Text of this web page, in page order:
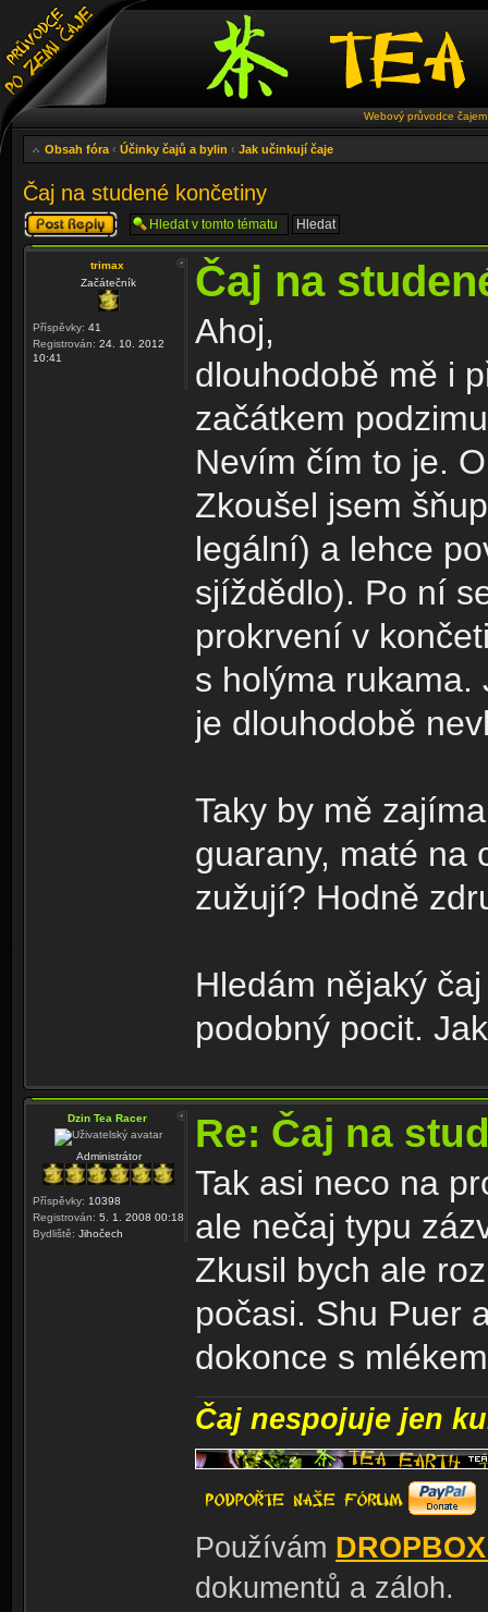
Webový průvodce
Obsah fóra ‹ Účinky čajů a bylin ‹ Jak učinkují čaje
Čaj na studené končetiny
Odeslat odpověď
trimax
Začátečník
Příspěvky: 41
Registrován: 24. 10. 2012
10:41
Čaj na
Ahoj,
dlouhodobě mě i
začátkem
Nevím čím to je.
Zkoušel jsem
legální) a lehce
sjíždědlo). Po ní
prokrvení v
s holýma rukama.
je dlouhodobě
Taky by mě
guarany, maté na
zužují? Hodně
Hledám nějaký
podobný pocit.
Dzin Tea Racer
Administrátor
Příspěvky: 10398
Registrován: 5. 1. 2008 00:18
Bydliště: Jihočech
Re: Čaj na
Tak asi neco na
ale nečaj typu
Zkusil bych ale
počasi. Shu Puer
dokonce s
Čaj nespojuje jen
Používám
dokumentů a záloh.